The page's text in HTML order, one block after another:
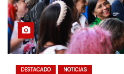
DESTACADO NOTICIAS